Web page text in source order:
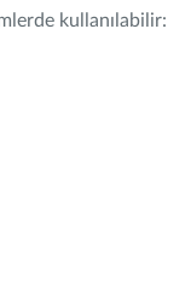
kullanılabilir: